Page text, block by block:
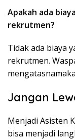
Apakah ada
rekrutmen?
Tidak ada biaya
rekrutmen.
Jangan
Menjadi Asisten
bisa menjadi